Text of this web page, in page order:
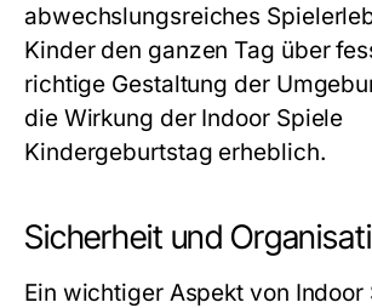
abwechslungsreiches
Kinder den ganzen Tag über
richtige Gestaltung der
die Wirkung der Indoor Spiele
Kindergeburtstag erheblich.
Sicherheit und
Ein wichtiger Aspekt von Indoor